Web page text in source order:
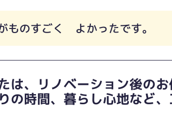
ものすごく よかったです。
は、リノベーション後の
の時間、暮らし心地など